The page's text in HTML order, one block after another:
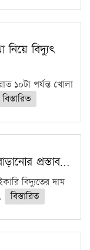
বিদ্যুৎ
১০টা পর্যন্ত খোলা
বিস্তারিত
প্রস্তাব…
বিদ্যুতের দাম
বিস্তারিত